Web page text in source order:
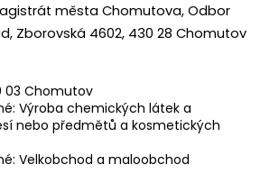
města Chomutova, Odbor
Zborovská 4602, 430 28 Chomutov
03 Chomutov
Výroba chemických látek a
nebo předmětů a kosmetických
Velkobchod a maloobchod